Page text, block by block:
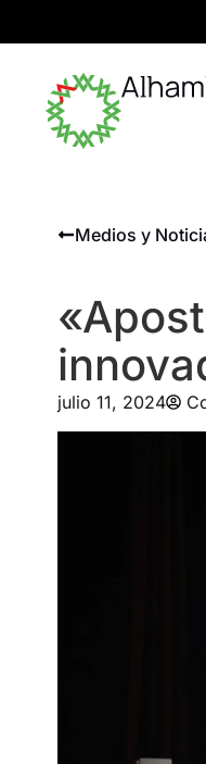
Medios y
julio 11, 2024